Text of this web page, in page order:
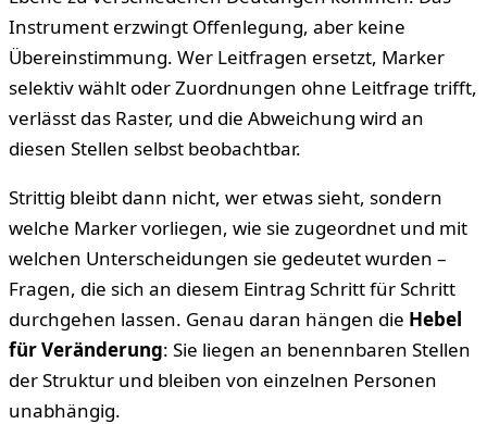
Instrument erzwingt Offenlegung, aber keine
Übereinstimmung. Wer Leitfragen ersetzt, Marker
selektiv wählt oder Zuordnungen ohne Leitfrage trifft,
verlässt das Raster, und die Abweichung wird an
diesen Stellen selbst beobachtbar.
Strittig bleibt dann nicht, wer etwas sieht, sondern
welche Marker vorliegen, wie sie zugeordnet und mit
welchen Unterscheidungen sie gedeutet wurden –
Fragen, die sich an diesem Eintrag Schritt für Schritt
durchgehen lassen. Genau daran hängen die Hebel
für Veränderung: Sie liegen an benennbaren Stellen
der Struktur und bleiben von einzelnen Personen
unabhängig.